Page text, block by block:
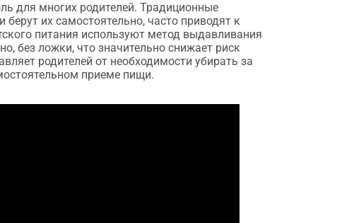
для многих родителей. Традиционные
их самостоятельно, часто приводят к
питания используют метод выдавливания
без ложки, что значительно снижает риск
родителей от необходимости убирать за
приеме пищи.